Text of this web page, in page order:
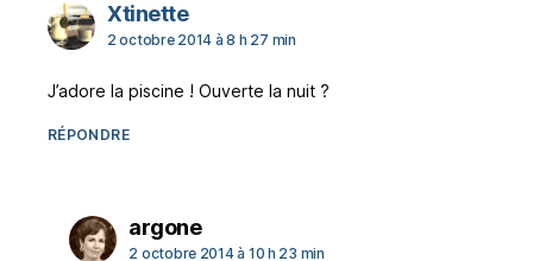
Xtinettedit :
2 octobre 2014 à 8 h 27 min
J’adore la piscine ! Ouverte la nuit ?
RÉPONDRE
argonedit :
2 octobre 2014 à 10 h 23 min